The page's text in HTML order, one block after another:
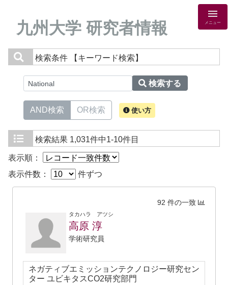
九州大学 研究者情報 メニュー
検索条件 【キーワード検索】
検索する
AND検索 OR検索 使い方
検索結果 1,031件中1-10件目
表示順：
表示件数：
件ずつ
92 件の一致
タカハラ アツシ
高原 淳
学術研究員
ネガティブエミッションテクノロジー研究セン
ター ユビキタスCO2研究部門